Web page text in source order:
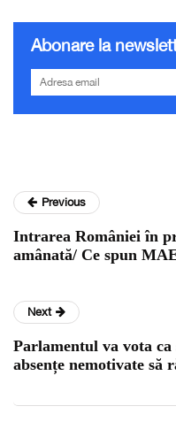
Abonare la
Previous
Intrarea României în
amânată/ Ce spun
Next
Parlamentul va vota
absențe nemotivate să